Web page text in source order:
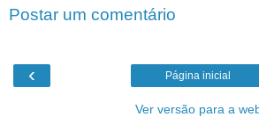
Postar um comentário
‹ Página inicial
Ver versão para a